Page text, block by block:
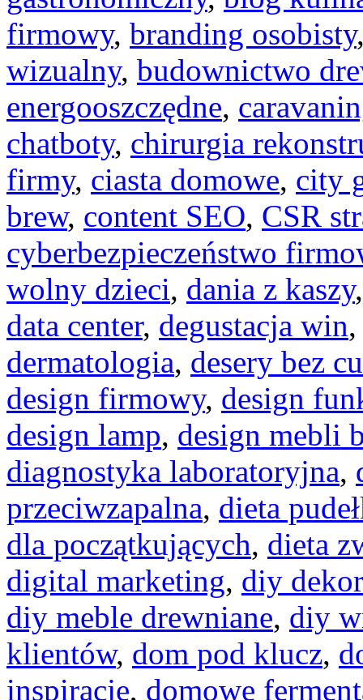
firmowy, branding osobisty
wizualny, budownictwo
energooszczędne,
chatboty, chirurgia
firmy, ciasta domowe, city
brew, content SEO, CSR
cyberbezpieczeństwo
wolny dzieci, dania z kaszy
data center, degustacja win
dermatologia, desery bez
design firmowy, design
design lamp, design mebli
diagnostyka laboratoryjna,
przeciwzapalna, dieta
dla początkujących, dieta
digital marketing, diy
diy meble drewniane, diy
klientów, dom pod klucz,
inspiracje, domowe